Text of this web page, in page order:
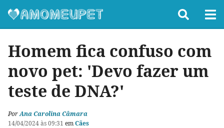
Homem fica confuso com
novo pet: 'Devo fazer um
teste de DNA?'
PorAna Carolina Câmara
14/04/2024 às 09:31 emCães